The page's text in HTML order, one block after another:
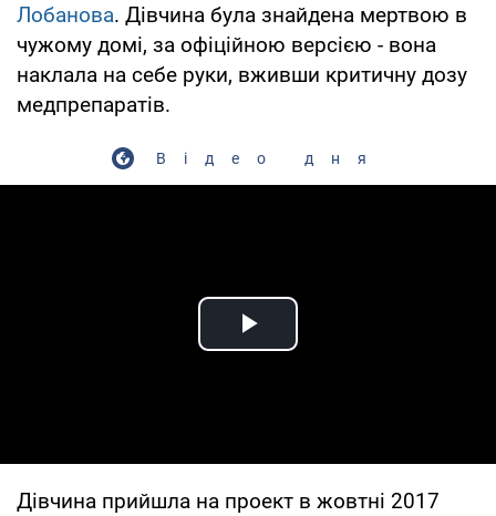
Лобанова. Дівчина була знайдена мертвою в
чужому домі, за офіційною версією - вона
наклала на себе руки, вживши критичну дозу
медпрепаратів.
Відео дня
Play Video
Дівчина прийшла на проект в жовтні 2017